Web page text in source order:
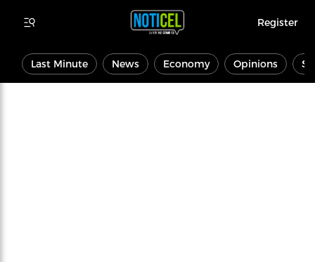
Register
Last Minute News Economy Opinions